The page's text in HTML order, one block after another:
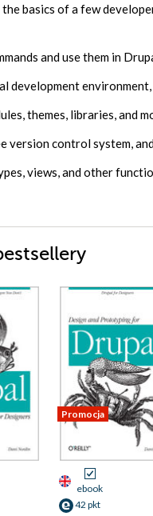
basics of a few
and use them in
development
themes, libraries, and
version control system,
views, and other
Promocja
ebook
42 pkt